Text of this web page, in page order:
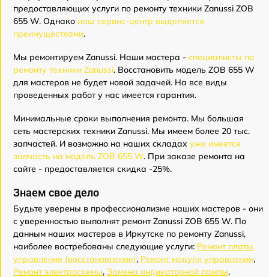
предоставляющих услуги по ремонту техники Zanussi ZOB
655 W. Однако наш сервис-центр выделяется
преимуществами.
Мы ремонтируем Zanussi. Наши мастера - специалисты по
ремонту техники Zanussi. Восстановить модель ZOB 655 W
для мастеров не будет новой задачей. На все виды
проведенных работ у нас имеется гарантия.
Минимальные сроки выполнения ремонта. Мы большая
сеть мастерских техники Zanussi. Мы имеем более 20 тыс.
запчастей. И возможно на наших складах уже имеется
запчасть на модель ZOB 655 W. При заказе ремонта на
сайте - предоставляется скидка -25%.
Знаем свое дело
Будьте уверены в профессионализме наших мастеров - они
с уверенностью выполнят ремонт Zanussi ZOB 655 W. По
данным наших мастеров в Иркутске по ремонту Zanussi,
наиболее востребованы следующие услуги: Ремонт платы
управления (восстановление), Ремонт модуля управления,
Ремонт электросхемы, Замена индикаторной лампы,